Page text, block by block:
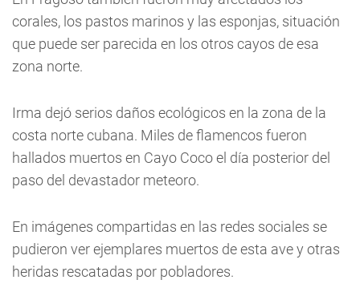
corales, los pastos marinos y las esponjas, situación
que puede ser parecida en los otros cayos de esa
zona norte.
Irma dejó serios daños ecológicos en la zona de la
costa norte cubana. Miles de flamencos fueron
hallados muertos en Cayo Coco el día posterior del
paso del devastador meteoro.
En imágenes compartidas en las redes sociales se
pudieron ver ejemplares muertos de esta ave y otras
heridas rescatadas por pobladores.